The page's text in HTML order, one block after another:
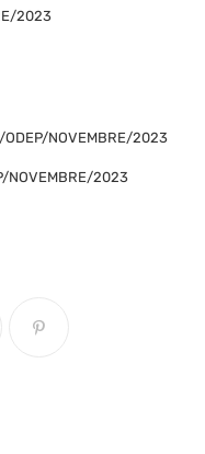
2023
ODEP/NOVEMBRE/2023
NOVEMBRE/2023